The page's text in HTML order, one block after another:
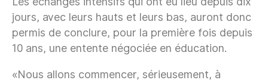
jours, avec leurs hauts et leurs bas, auront donc
permis de conclure, pour la première fois depuis
10 ans, une entente négociée en éducation.
«Nous allons commencer, sérieusement, à